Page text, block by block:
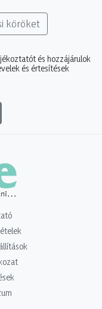
köröket
és hozzájárulok
és értesítések